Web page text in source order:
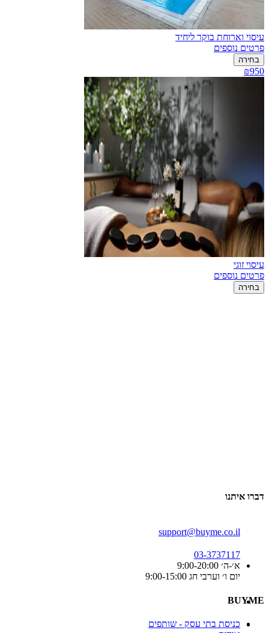
עיסוי וארוחת בוקר ליחיד
פרטים נוספים
בחירה
₪950
עיסוי זוגי
פרטים נוספים
בחירה
דברו איתנו
support@buyme.co.il
03-3737117
א׳-ה׳ 9:00-20:00
יום ו׳ וערבי חג 9:00-15:00
BUYME
כניסת בתי עסק - שותפים